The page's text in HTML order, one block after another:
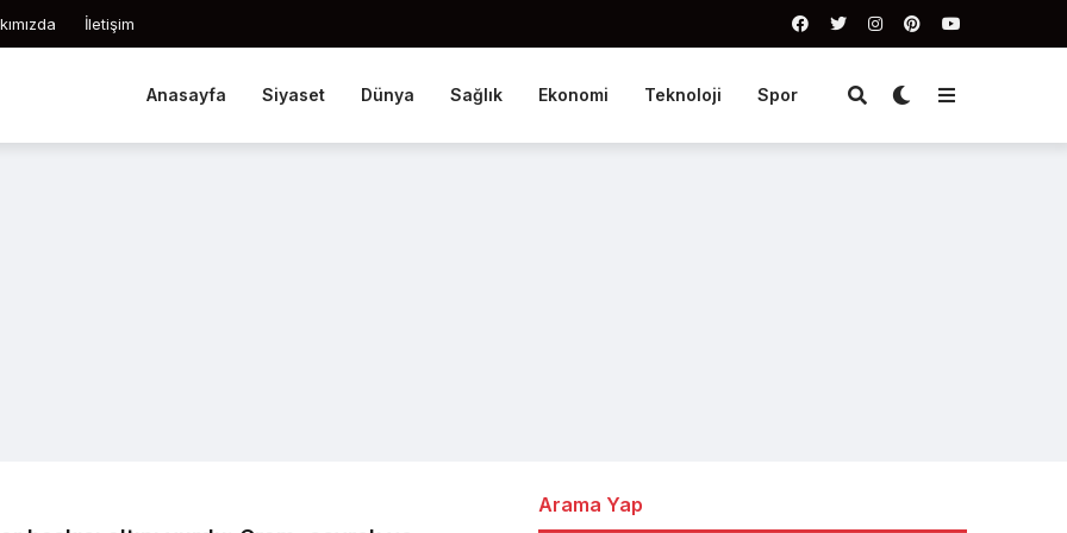
İletişim
Anasayfa Siyaset Dünya Sağlık Ekonomi Teknoloji Spor
Arama Yap